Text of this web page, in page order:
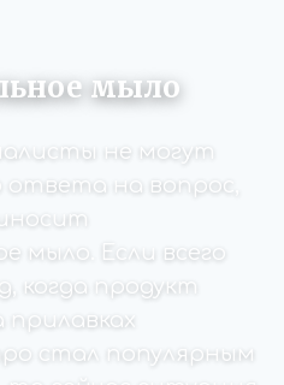
мыло
не могут
ответа на вопрос,
мыло. Если всего
когда продукт
прилавках
стал популярным